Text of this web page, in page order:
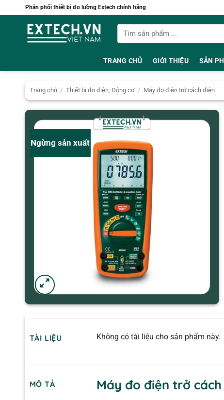
qua
Phân phối thiết bị đo lường Extech chính hãng
Tìm
kiếm:
TRANG CHỦ GIỚI THIỆU SẢN
Trang chủ / Thiết bị đo điện, Động cơ / Máy đo điện trở cách điện
Ngừng sản xuất
TÀI LIỆU Không có tài liệu cho sản phẩm này.
MÔ TẢ Máy đo điện trở